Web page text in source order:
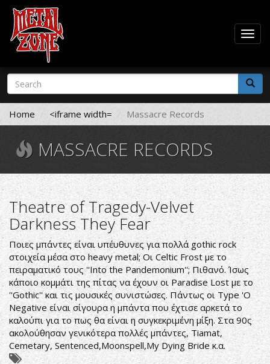
Skip
main
content
Search
form
Search
Home <iframe width= Massacre Records
MASSACRE RECORDS
Theatre of Tragedy-Velvet
Darkness They Fear
Ποιες μπάντες είναι υπέυθυνες για πολλά gothic rock
στοιχεία μέσα στο heavy metal; Οι Celtic Frost με το
πειραματικό τους ''Into the Pandemonium''; Πιθανό. Ίσως
κάποιο κομμάτι της πίτας να έχουν οι Paradise Lost με το
''Gothic'' και τις μουσικές συνιστώσες. Πάντως οι Type 'O
Negative είναι σίγουρα η μπάντα που έχτισε αρκετά το
καλούπι για το πως θα είναι η συγκεκριμένη μίξη. Στα 90ς
ακολούθησαν γενικότερα πολλές μπάντες, Tiamat,
Cemetary, Sentenced,Moonspell,My Dying Bride κ.α.